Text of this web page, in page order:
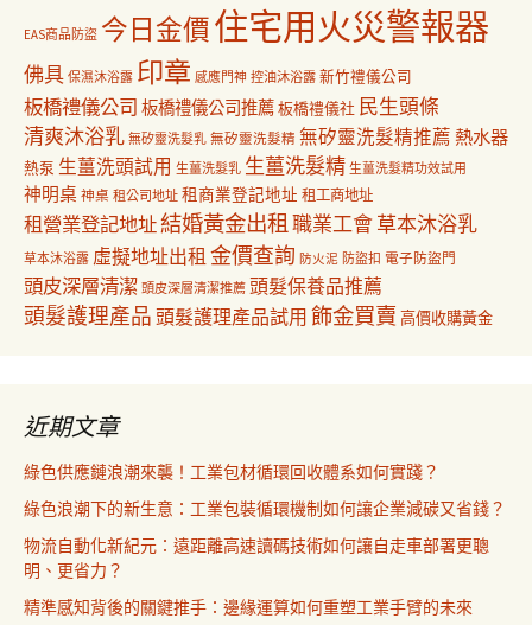
EAS商品防盜 今日金價住宅用火災警報器
佛具 保濕沐浴露 印章 感應門神 控油沐浴露 新竹禮儀公司
板橋禮儀公司 板橋禮儀公司推薦板橋禮儀社 民生頭條
清爽沐浴乳 無矽靈洗髮乳 無矽靈洗髮精 無矽靈洗髮精推薦 熱水器
熱泵 生薑洗頭試用 生薑洗髮乳 生薑洗髮精 生薑洗髮精功效試用
神明桌 神桌 租公司地址 租商業登記地址 租工商地址
租營業登記地址結婚黃金出租職業工會草本沐浴乳
草本沐浴露 虛擬地址出租 金價查詢 防火泥 防盜扣 電子防盜門
頭皮深層清潔 頭皮深層清潔推薦 頭髮保養品推薦
頭髮護理產品 頭髮護理產品試用 飾金買賣 高價收購黃金
近期文章
綠色供應鏈浪潮來襲！工業包材循環回收體系如何實踐？
綠色浪潮下的新生意：工業包裝循環機制如何讓企業減碳又省錢？
物流自動化新紀元：遠距離高速讀碼技術如何讓自走車部署更聰
明、更省力？
精準感知背後的關鍵推手：邊緣運算如何重塑工業手臂的未來